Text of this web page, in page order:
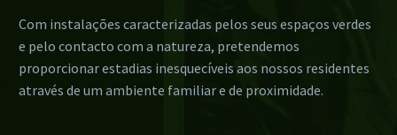
Com instalações caracterizadas pelos seus espaços verdes
e pelo contacto com a natureza, pretendemos
proporcionar estadias inesquecíveis aos nossos residentes
através de um ambiente familiar e de proximidade.